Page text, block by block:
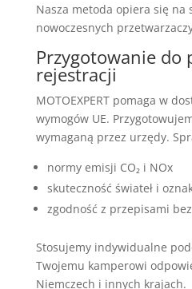
Nasza metoda opiera się na
nowoczesnych
Przygotowanie do
rejestracji
MOTOEXPERT pomaga w
wymogów UE.
wymaganą przez urzędy.
normy emisji CO₂ i NOx
skuteczność świateł i
zgodność z przepisami
Stosujemy indywidualne
Twojemu kamperowi
Niemczech i innych krajach.